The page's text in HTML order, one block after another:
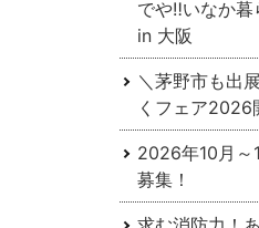
でや‼いなか
in 大阪
＼茅野市も出
くフェア2026
2026年10月～
募集！